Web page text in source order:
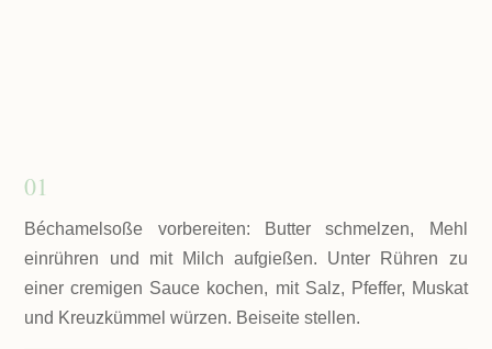
01
Béchamelsoße vorbereiten: Butter schmelzen, Mehl
einrühren und mit Milch aufgießen. Unter Rühren zu
einer cremigen Sauce kochen, mit Salz, Pfeffer, Muskat
und Kreuzkümmel würzen. Beiseite stellen.